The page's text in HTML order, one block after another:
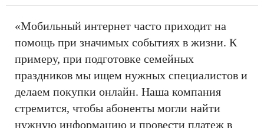
«Мобильный интернет часто приходит на
помощь при значимых событиях в жизни. К
примеру, при подготовке семейных
праздников мы ищем нужных специалистов и
делаем покупки онлайн. Наша компания
стремится, чтобы абоненты могли найти
нужную информацию и провести платеж в